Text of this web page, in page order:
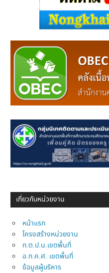
เกี่ยวกับหน่วยงาน
หน้าแรก
โครงสร้างหน่วยงาน
ก.ต.ป.น.เขตพื้นที่
อ.ก.ค.ศ. เขตพื้นที่
ข้อมูลผู้บริหาร